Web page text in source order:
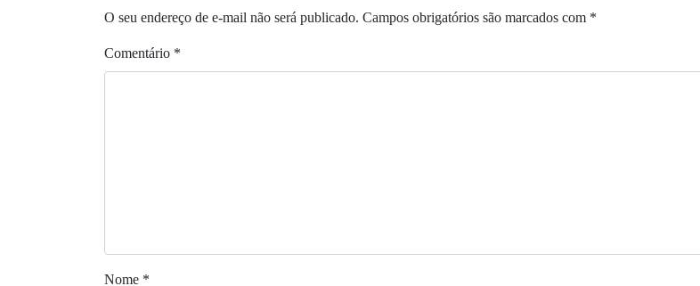
O seu endereço de e-mail não será publicado. Campos obrigatórios são marcados com *
Comentário *
Nome *